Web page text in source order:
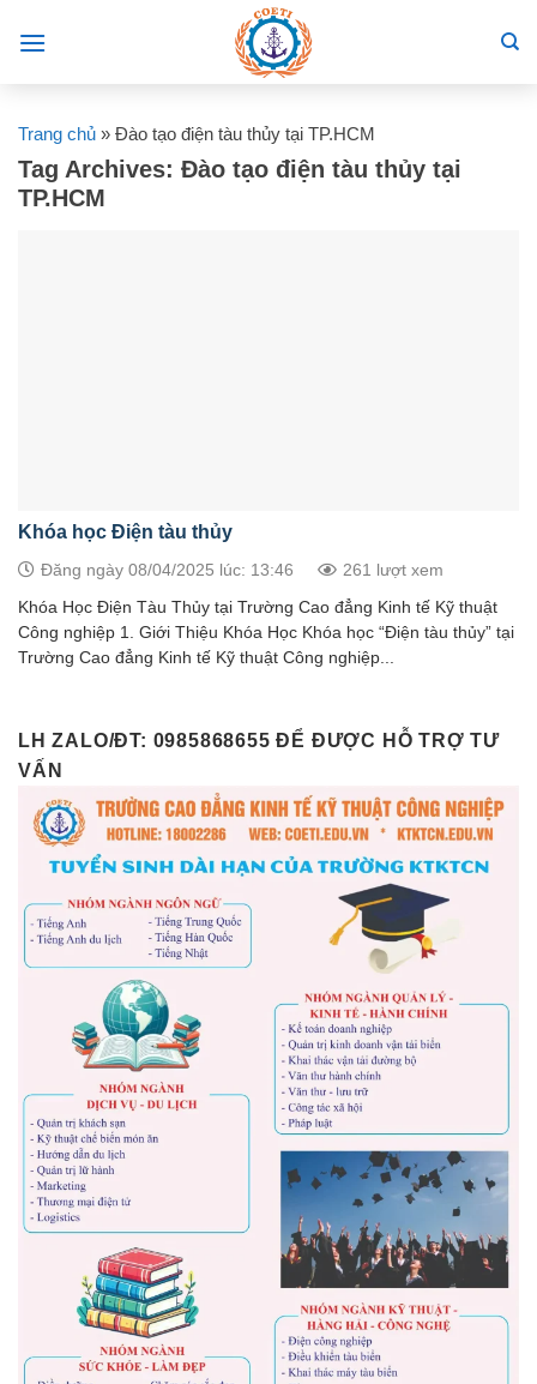
Trang chủ » Đào tạo điện tàu thủy tại TP.HCM
Tag Archives: Đào tạo điện tàu thủy tại
TP.HCM
Khóa học Điện tàu thủy
Đăng ngày 08/04/2025 lúc: 13:46 261 lượt xem
Khóa Học Điện Tàu Thủy tại Trường Cao đẳng Kinh tế Kỹ thuật
Công nghiệp 1. Giới Thiệu Khóa Học Khóa học “Điện tàu thủy” tại
Trường Cao đẳng Kinh tế Kỹ thuật Công nghiệp...
LH ZALO/ĐT: 0985868655 ĐỂ ĐƯỢC HỖ TRỢ TƯ
VẤN